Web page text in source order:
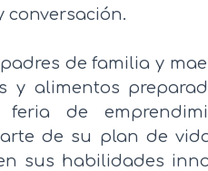
de familia y
y alimentos
de
de su plan de
sus habilidades